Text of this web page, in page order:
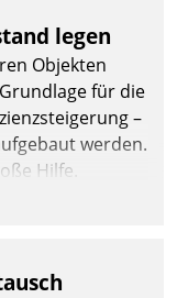
legen
Objekten
für die
–
werden.
Hilfe.